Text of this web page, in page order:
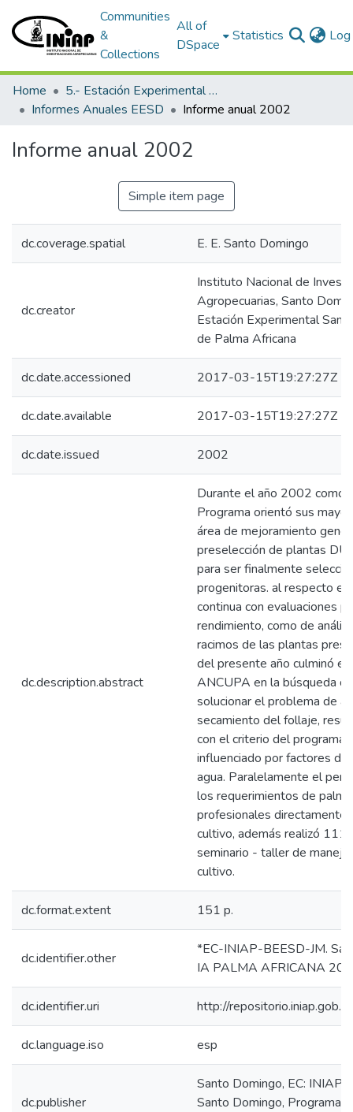
Communities
&
Collections
All of
DSpace
Statistics
Home
5.- Estación Experimental Santo Domingo
Informes Anuales EESD
Informe anual 2002
Informe anual 2002
Simple item page
dc.coverage.spatial E. E. Santo Domingo
dc.creator
Instituto Nacional de
Agropecuarias, Santo
Estación Experimental
de Palma Africana
dc.date.accessioned 2017-03-15T19:27:27Z
dc.date.available 2017-03-15T19:27:27Z
dc.date.issued 2002
dc.description.abstract
Durante el año 2002 como
Programa orientó sus
área de mejoramiento
preselección de plantas
para ser finalmente
progenitoras. al respecto
continua con evaluaciones
rendimiento, como de
racimos de las plantas
del presente año culminó el
ANCUPA en la búsqueda
solucionar el problema de
secamiento del follaje,
con el criterio del programa,
influenciado por factores
agua. Paralelamente el
los requerimientos de
profesionales directamente
cultivo, además realizó
seminario - taller de
cultivo.
dc.format.extent 151 p.
dc.identifier.other
*EC-INIAP-BEESD-JM.
IA PALMA AFRICANA
dc.identifier.uri http://
dc.language.iso esp
dc.publisher
Santo Domingo, EC: INIAP,
Santo Domingo, Programa